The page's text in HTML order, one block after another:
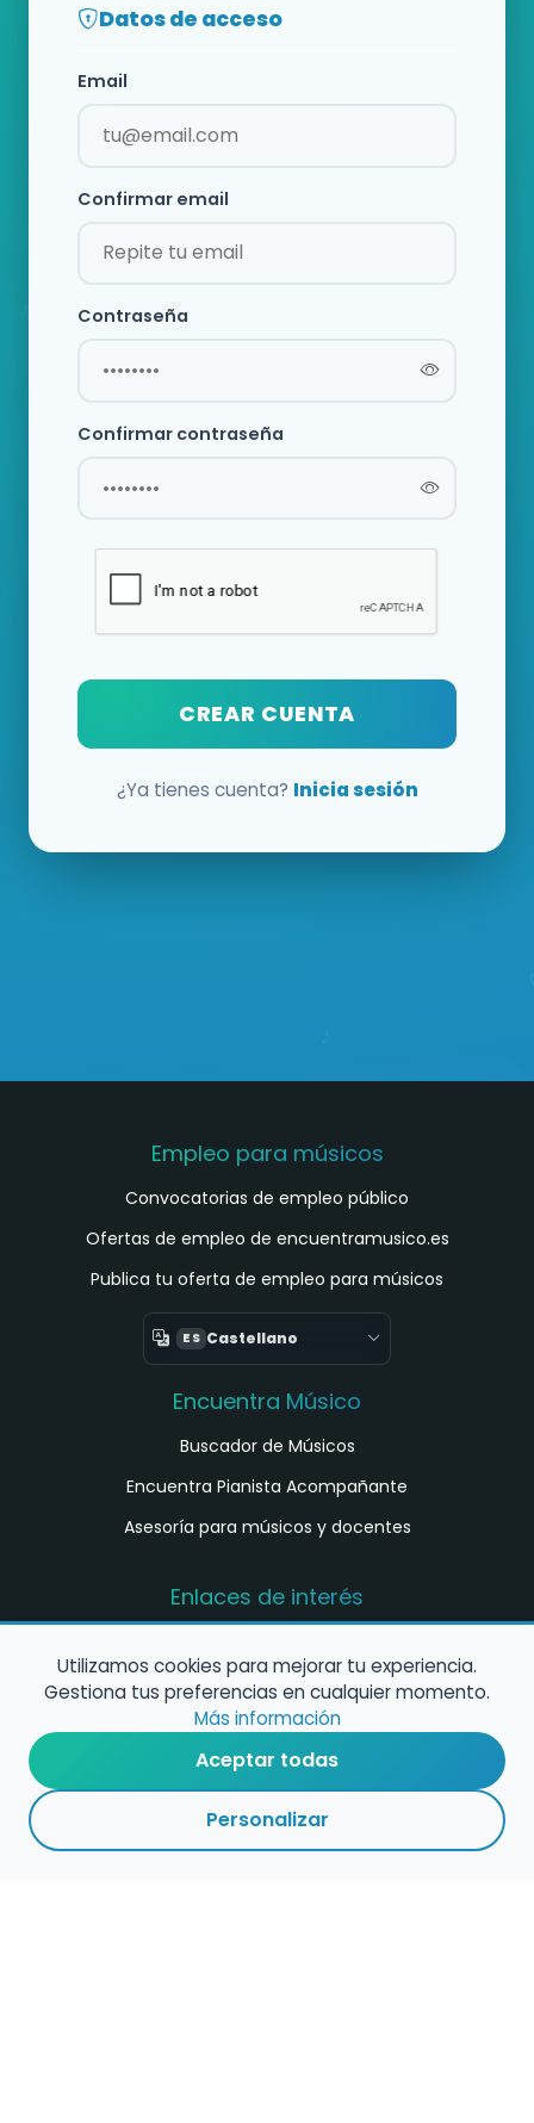
Datos de acceso
Email
Confirmar email
Contraseña
Confirmar contraseña
CREAR CUENTA
¿Ya tienes cuenta? Inicia sesión
Empleo para músicos
Convocatorias de empleo público
Ofertas de empleo de encuentramusico.es
Publica tu oferta de empleo para músicos
ES Castellano
Encuentra Músico
Buscador de Músicos
Encuentra Pianista Acompañante
Asesoría para músicos y docentes
Enlaces de interés
música en España
Configura alertas de empleo
Contacta con nosotros
Utilizamos cookies para mejorar tu experiencia.
Gestiona tus preferencias en cualquier momento.
Más información
Aceptar todas
Personalizar